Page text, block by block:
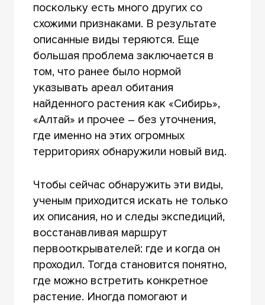
поскольку есть много других со
схожими признаками. В результате
описанные виды теряются. Еще
большая проблема заключается в
том, что ранее было нормой
указывать ареал обитания
найденного растения как «Сибирь»,
«Алтай» и прочее – без уточнения,
где именно на этих огромных
территориях обнаружили новый вид.
Чтобы сейчас обнаружить эти виды,
ученым приходится искать не только
их описания, но и следы экспедиций,
восстанавливая маршрут
первооткрывателей: где и когда он
проходил. Тогда становится понятно,
где можно встретить конкретное
растение. Иногда помогают и